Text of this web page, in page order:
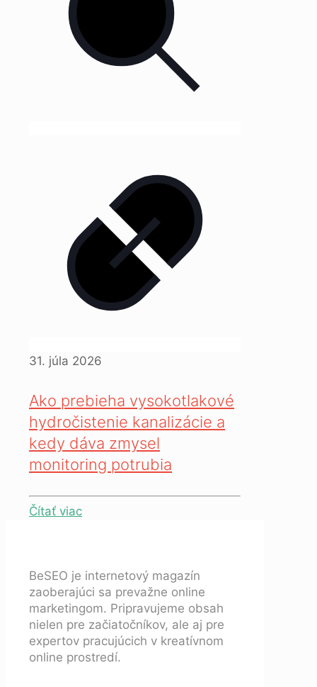
31. júla 2026
Ako prebieha vysokotlakové
hydročistenie kanalizácie a
kedy dáva zmysel
monitoring potrubia
Čítať viac
BeSEO je internetový magazín
zaoberajúci sa prevažne online
marketingom. Pripravujeme obsah
nielen pre začiatočníkov, ale aj pre
expertov pracujúcich v kreatívnom
online prostredí.